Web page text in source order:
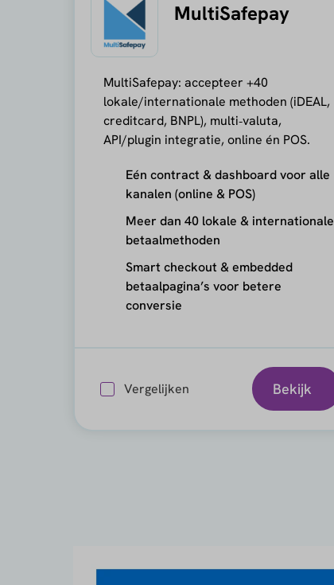
MultiSafepay
MultiSafepay: accepteer +40
lokale/internationale methoden (iDEAL,
creditcard, BNPL), multi‑valuta,
API/plugin integratie, online én POS.
Eén contract & dashboard voor alle
kanalen (online & POS)
Meer dan 40 lokale & internationale
betaalmethoden
Smart checkout & embedded
betaalpagina’s voor betere
conversie
Vergelijken Bekijk